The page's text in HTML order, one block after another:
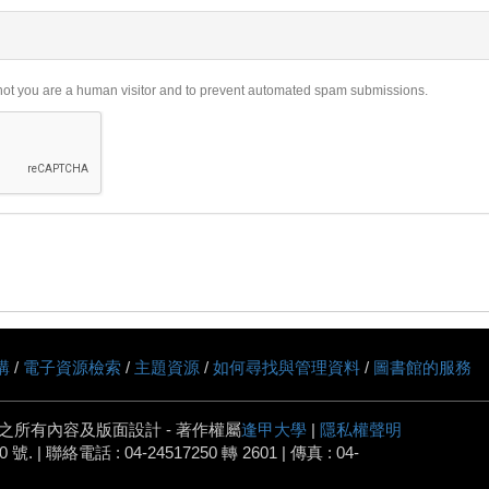
you are a human visitor and to prevent automated spam submissions.
/ 電子資源檢索 / 主題資源 / 如何尋找與管理資料 / 圖書館的服務
所有內容及版面設計 - 著作權屬逢甲大學 | 隱私權聲明
號. | 聯絡電話 : 04-24517250 轉 2601 | 傳真 : 04-